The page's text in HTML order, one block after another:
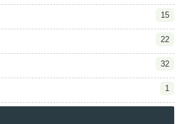
15
22
32
1